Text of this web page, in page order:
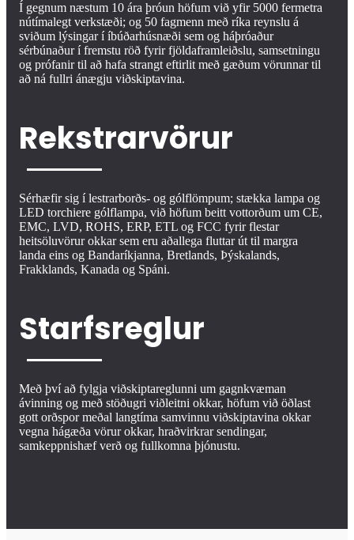
Í gegnum næstum 10 ára þróun höfum við yfir 5000 fermetra
nútímalegt verkstæði; og 50 fagmenn með ríka reynslu á
sviðum lýsingar í íbúðarhúsnæði sem og háþróaður
sérbúnaður í fremstu röð fyrir fjöldaframleiðslu, samsetningu
og prófanir til að hafa strangt eftirlit með gæðum vörunnar til
að ná fullri ánægju viðskiptavina.
Rekstrarvörur
Sérhæfir sig í lestrarborðs- og gólflömpum; stækka lampa og
LED torchiere gólflampa, við höfum beitt vottorðum um CE,
EMC, LVD, ROHS, ERP, ETL og FCC fyrir flestar
heitsöluvörur okkar sem eru aðallega fluttar út til margra
landa eins og Bandaríkjanna, Bretlands, Þýskalands,
Frakklands, Kanada og Spáni.
Starfsreglur
Með því að fylgja viðskiptareglunni um gagnkvæman
ávinning og með stöðugri viðleitni okkar, höfum við öðlast
gott orðspor meðal langtíma samvinnu viðskiptavina okkar
vegna hágæða vörur okkar, hraðvirkrar sendingar,
samkeppnishæf verð og fullkomna þjónustu.